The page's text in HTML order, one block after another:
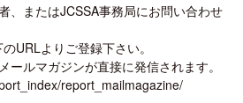
、またはJCSSA事務局にお問い合わせ
URLよりご登録下さい。
ールマガジンが直接に発信されます。
report_mailmagazine/